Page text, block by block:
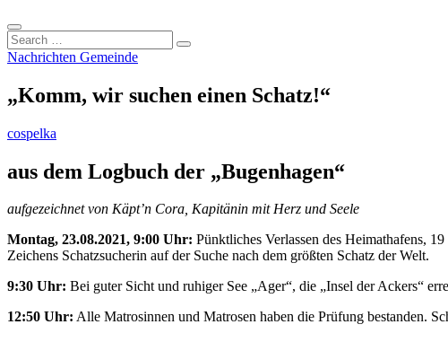
Search
…
Nachrichten Gemeinde
„Komm, wir suchen einen Schatz!“
cospelka
aus dem Logbuch der „Bugenhagen“
aufgezeichnet von Käpt’n Cora, Kapitänin mit Herz und Seele
Montag, 23.08.2021, 9:00 Uhr: Pünktliches Verlassen des Heimathafens,
Zeichens Schatzsucherin auf der Suche nach dem größten Schatz der Welt.
9:30 Uhr: Bei guter Sicht und ruhiger See „Ager“, die „Insel der Ackers“
12:50 Uhr: Alle Matrosinnen und Matrosen haben die Prüfung bestanden.